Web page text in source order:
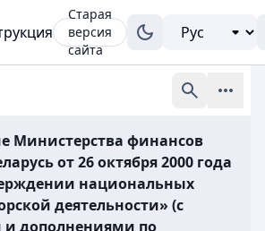
Старая
версия
сайта
Министерства финансов
от 26 октября 2000 года
национальных
деятельности» (с
дополнениями по